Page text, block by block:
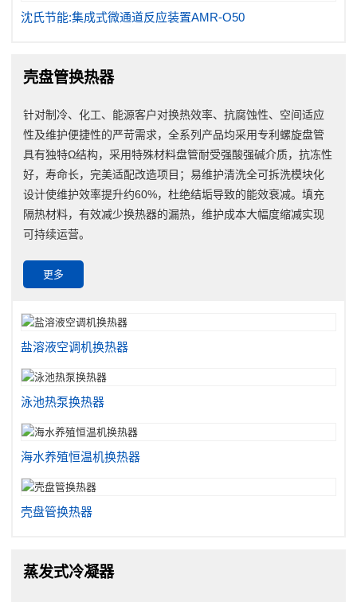
沈氏节能:集成式微通道反应装置AMR-O50
壳盘管换热器
针对制冷、化工、能源客户对换热效率、抗腐蚀性、空间适应
性及维护便捷性的严苛需求，全系列产品均采用专利螺旋盘管
具有独特Ω结构，采用特殊材料盘管耐受强酸强碱介质，抗冻性
好，寿命长，完美适配改造项目；易维护清洗全可拆洗模块化
设计使维护效率提升约60%，杜绝结垢导致的能效衰减。填充
隔热材料，有效减少换热器的漏热，维护成本大幅度缩减实现
可持续运营。
更多
盐溶液空调机换热器
泳池热泵换热器
海水养殖恒温机换热器
壳盘管换热器
蒸发式冷凝器